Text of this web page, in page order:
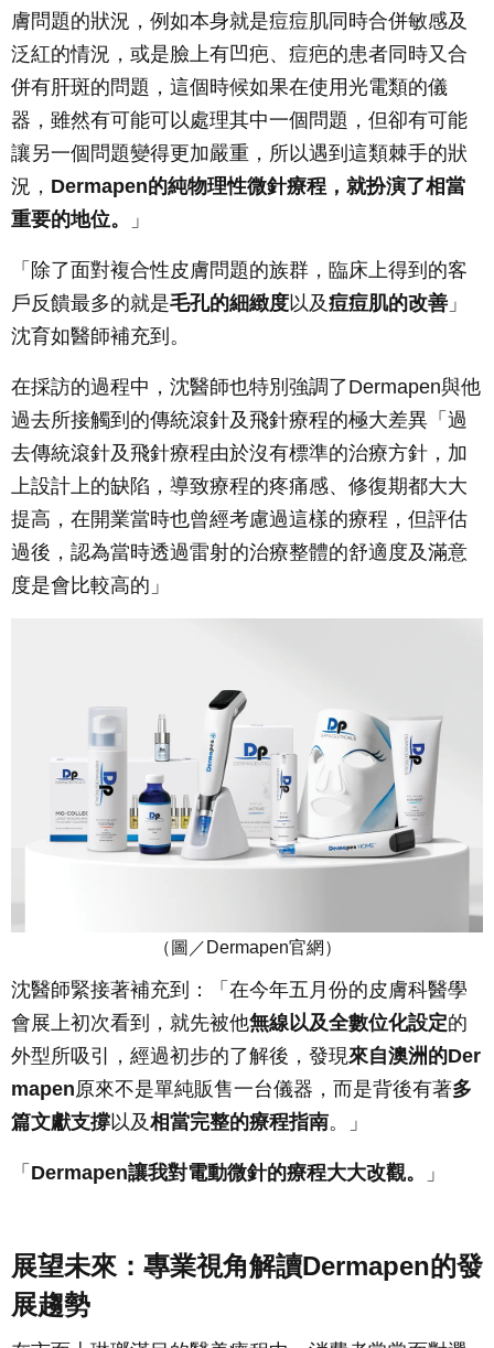
膚問題的狀況，例如本身就是痘痘肌同時合併敏感及
泛紅的情況，或是臉上有凹疤、痘疤的患者同時又合
併有肝斑的問題，這個時候如果在使用光電類的儀
器，雖然有可能可以處理其中一個問題，但卻有可能
讓另一個問題變得更加嚴重，所以遇到這類棘手的狀
況， Dermapen的純物理性微針療程，就扮演了相當
重要的地位。
」
「除了面對複合性皮膚問題的族群，臨床上得到的客
戶反饋最多的就是毛孔的細緻度以及痘痘肌的改善 」
沈育如醫師補充到。
在採訪的過程中，沈醫師也特別強調了Dermapen與他
過去所接觸到的傳統滾針及飛針療程的極大差異「過
去傳統滾針及飛針療程由於沒有標準的治療方針，加
上設計上的缺陷，導致療程的疼痛感、修復期都大大
提高，在開業當時也曾經考慮過這樣的療程，但評估
過後，認為當時透過雷射的治療整體的舒適度及滿意
度是會比較高的」
（圖／ Dermapen官網）
沈醫師緊接著補充到：「在今年五月份的皮膚科醫學
會展上初次看到，就先被他無線以及全數位化設定的
外型所吸引，經過初步的了解後，發現來自澳洲的Der
mapen原來不是單純販售一台儀器，而是背後有著多
篇文獻支撐以及相當完整的療程指南。」
「 Dermapen讓我對電動微針的療程大大改觀。 」
展望未來：專業視角解讀Dermapen的發
展趨勢